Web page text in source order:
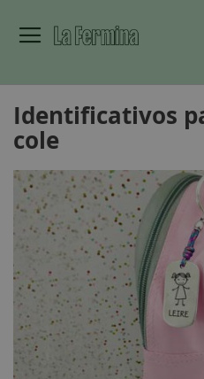
Identificativos
cole